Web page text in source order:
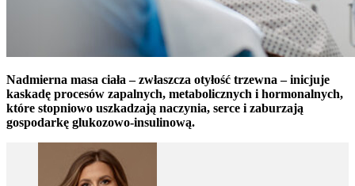
Nadmierna masa ciała – zwłaszcza otyłość trzewna – inicjuje
kaskadę procesów zapalnych, metabolicznych i hormonalnych,
które stopniowo uszkadzają naczynia, serce i zaburzają
gospodarkę glukozowo-insulinową.